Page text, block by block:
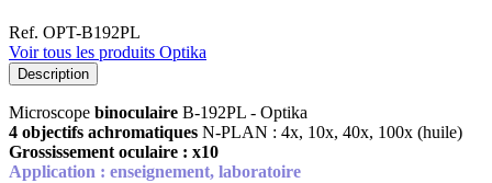
Ref. OPT-B192PL
Voir tous les produits Optika
Description
Microscope binoculaire B-192PL - Optika
4 objectifs achromatiques N-PLAN : 4x, 10x, 40x, 100x (huile)
Grossissement oculaire : x10
Application : enseignement, laboratoire